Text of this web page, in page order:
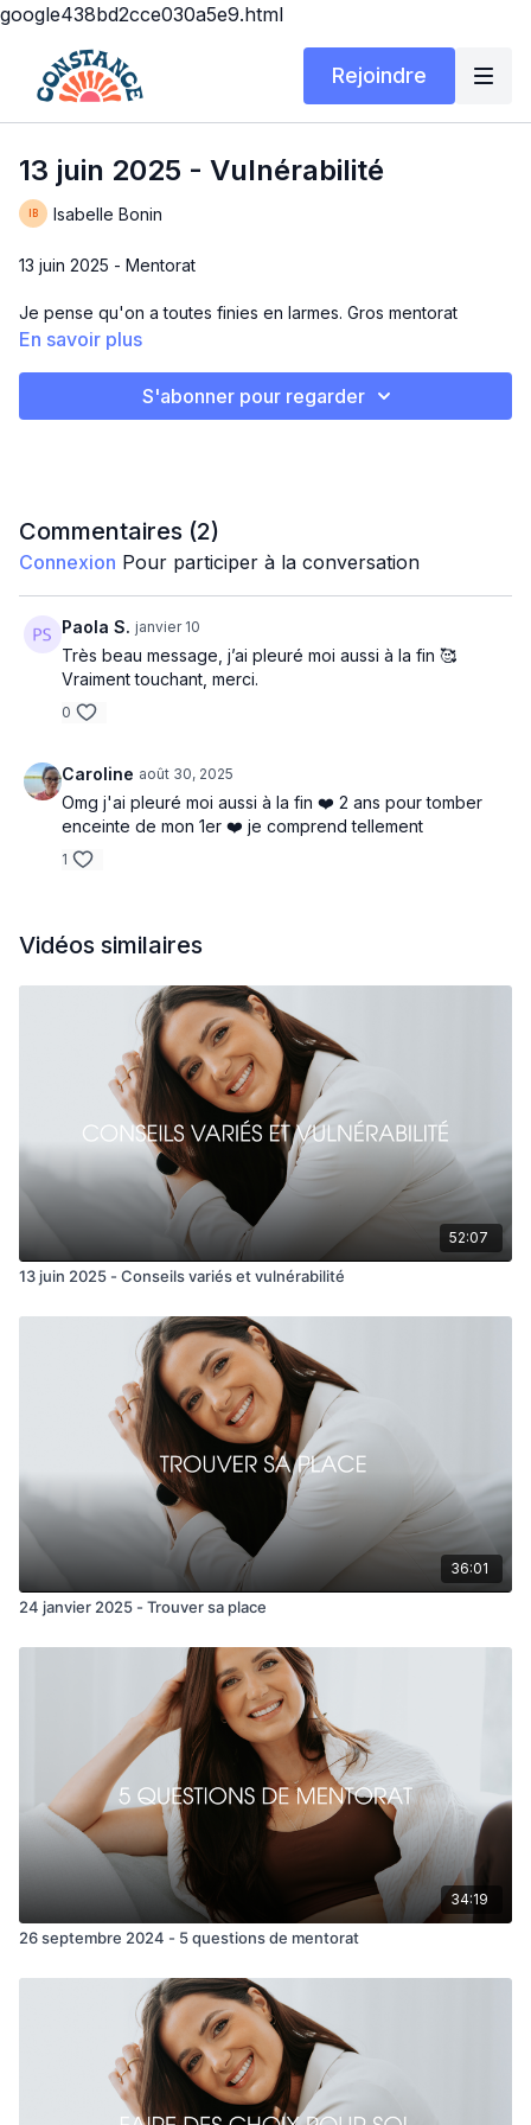
google438bd2cce030a5e9.html
Rejoindre
13 juin 2025 - Vulnérabilité
Isabelle Bonin
13 juin 2025 - Mentorat
Je pense qu'on a toutes finies en larmes. Gros mentorat
vulnérable que je vous donne avec tout mon amour 🤍
En savoir plus
S'abonner pour regarder
Commentaires (2)
Connexion Pour participer à la conversation
Paola S. janvier 10
Très beau message, j’ai pleuré moi aussi à la fin 🥰
Vraiment touchant, merci.
0
Caroline août 30, 2025
Omg j'ai pleuré moi aussi à la fin ❤️ 2 ans pour tomber
enceinte de mon 1er ❤️ je comprend tellement
1
Vidéos similaires
52:07
13 juin 2025 - Conseils variés et vulnérabilité
36:01
24 janvier 2025 - Trouver sa place
34:19
26 septembre 2024 - 5 questions de mentorat